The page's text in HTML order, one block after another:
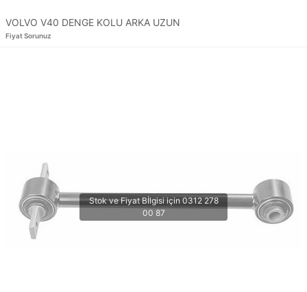
VOLVO V40 DENGE KOLU ARKA UZUN
Fiyat Sorunuz